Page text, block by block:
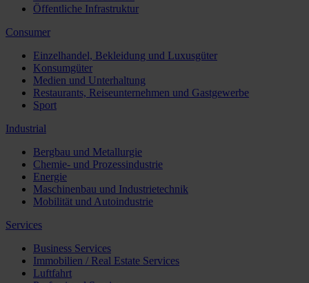
Öffentliche Infrastruktur
Consumer
Einzelhandel, Bekleidung und Luxusgüter
Konsumgüter
Medien und Unterhaltung
Restaurants, Reiseunternehmen und Gastgewerbe
Sport
Industrial
Bergbau und Metallurgie
Chemie- und Prozessindustrie
Energie
Maschinenbau und Industrietechnik
Mobilität und Autoindustrie
Services
Business Services
Immobilien / Real Estate Services
Luftfahrt